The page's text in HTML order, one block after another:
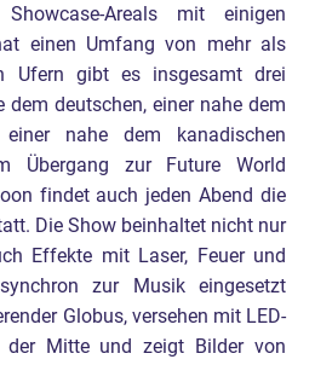
Areals mit einigen
einen Umfang von mehr als
Ufern gibt es insgesamt drei
dem deutschen, einer nahe dem
einer nahe dem kanadischen
Übergang zur Future World
findet auch jeden Abend die
Die Show beinhaltet nicht nur
Effekte mit Laser, Feuer und
zur Musik eingesetzt
Globus, versehen mit LED-
der Mitte und zeigt Bilder von